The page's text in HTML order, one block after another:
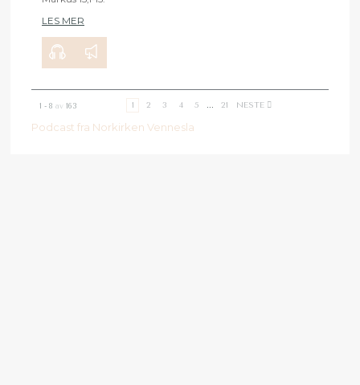
LES MER
1 - 8av 163 1 2 3 4 5 ... 21 NESTE
Podcast fra Norkirken Vennesla